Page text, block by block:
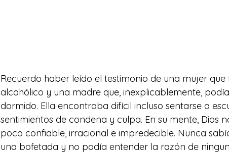
Recuerdo haber leído el testimonio de una mujer
alcohólico y una madre que, inexplicablemente,
dormido. Ella encontraba difícil incluso sentarse a
sentimientos de condena y culpa. En su mente, Dios
poco confiable, irracional e impredecible. Nunca
una bofetada y no podía entender la razón de